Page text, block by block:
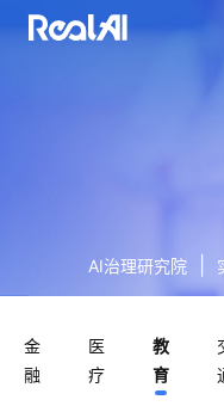
AI治理研究院
金
融
医
疗
教
育